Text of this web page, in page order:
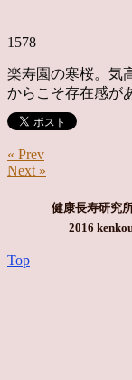
1578
楽寿園の寒桜。気
からこそ存在感が
« Prev
Next »
健康長寿研究
2016
Top